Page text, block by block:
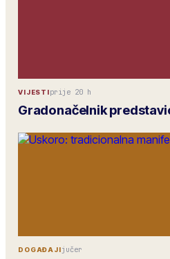
VIJESTIprije 20 h
Gradonačelnik
DOGAĐAJIjučer